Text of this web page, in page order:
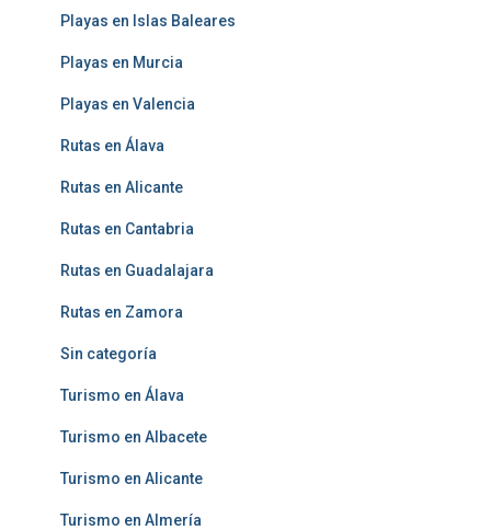
Playas en Islas Baleares
Playas en Murcia
Playas en Valencia
Rutas en Álava
Rutas en Alicante
Rutas en Cantabria
Rutas en Guadalajara
Rutas en Zamora
Sin categoría
Turismo en Álava
Turismo en Albacete
Turismo en Alicante
Turismo en Almería